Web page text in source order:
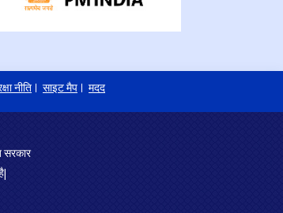
नीति साइट मैप मदद
सरकार